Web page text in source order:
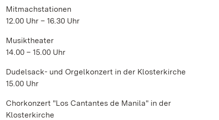
Mitmachstationen
12.00 Uhr – 16.30 Uhr
Musiktheater
14.00 – 15.00 Uhr
Dudelsack- und Orgelkonzert in der Klosterkirche
15.00 Uhr
Chorkonzert "Los Cantantes de Manila" in der
Klosterkirche